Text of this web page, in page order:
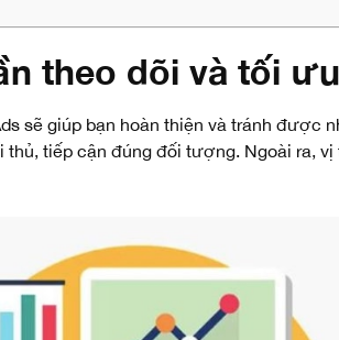
theo dõi và tối
sẽ giúp bạn hoàn thiện và tránh được
thủ, tiếp cận đúng đối tượng. Ngoài ra,